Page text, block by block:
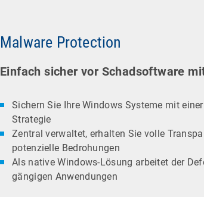
Malware Protection
Einfach sicher vor Schadsoftware
Sichern Sie Ihre Windows Systeme mit
Strategie
Zentral verwaltet, erhalten Sie volle
potenzielle Bedrohungen
Als native Windows-Lösung arbeitet der
gängigen Anwendungen